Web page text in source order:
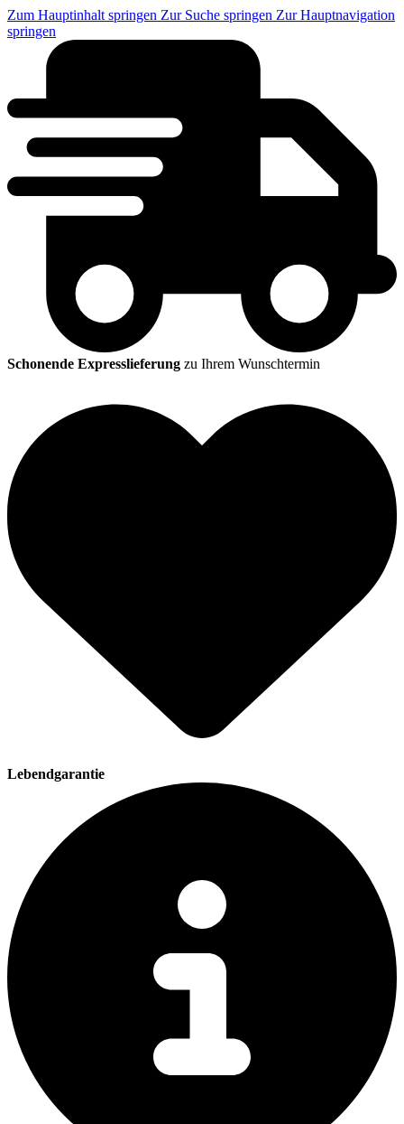
Zum Hauptinhalt springen Zur Suche springen Zur Hauptnavigation
springen
Schonende Expresslieferung zu Ihrem Wunschtermin
Lebendgarantie